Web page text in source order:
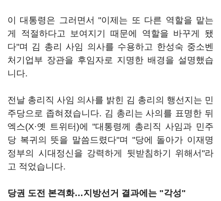
이 대통령은 그러면서 "이제는 또 다른 역할을 맡는
게 적절하다고 보여지기 때문에 역할을 바꾸게 됐
다"며 김 총리 사임 의사를 수용하고 한성숙 중소벤
처기업부 장관을 후임자로 지명한 배경을 설명했습
니다.
전날 총리직 사임 의사를 밝힌 김 총리의 행선지는 민
주당으로 좁혀졌습니다. 김 총리는 사의를 표명한 뒤
엑스(X·옛 트위터)에 "대통령께 총리직 사임과 민주
당 복귀의 뜻을 말씀드렸다"며 "당에 돌아가 이재명
정부의 시대정신을 강력하게 뒷받침하기 위해서"라
고 적었습니다.
당권 도전 본격화…지방선거 결과에는 "각성"